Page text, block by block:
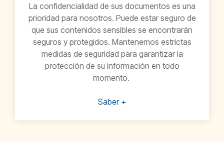
La confidencialidad de sus documentos es una
prioridad para nosotros. Puede estar seguro de
que sus contenidos sensibles se encontrarán
seguros y protegidos. Mantenemos estrictas
medidas de seguridad para garantizar la
protección de su información en todo
momento.
Saber +